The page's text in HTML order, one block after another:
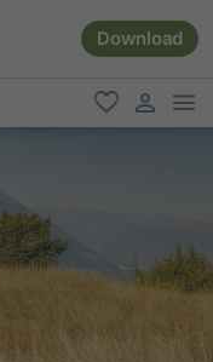
Download
favoriti
user link